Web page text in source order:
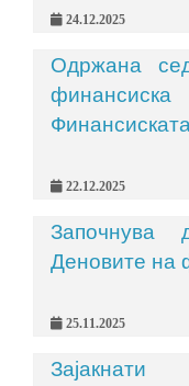
24.12.2025
Одржана
22.12.2025
Започнува
Деновите на
25.11.2025
Зајакнати